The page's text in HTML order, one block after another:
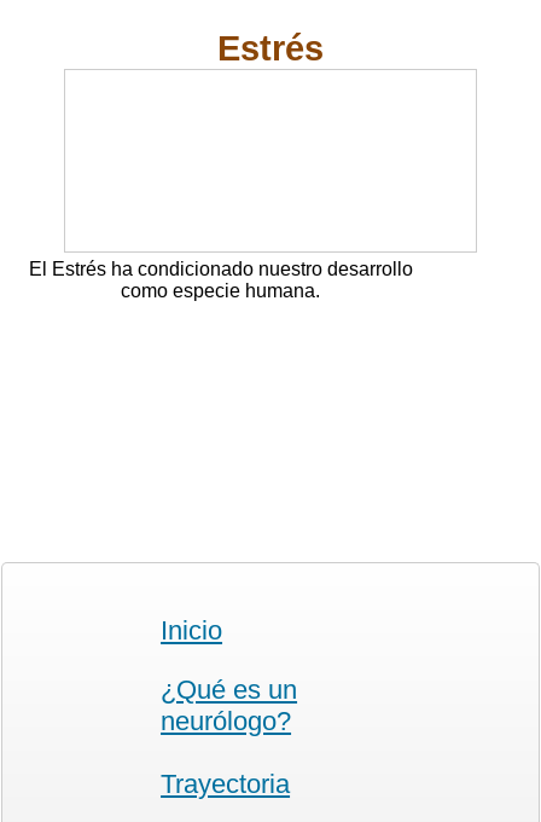
Estrés
El Estrés ha condicionado nuestro desarrollo
como especie humana.
Inicio
¿Qué es un
neurólogo?
Trayectoria